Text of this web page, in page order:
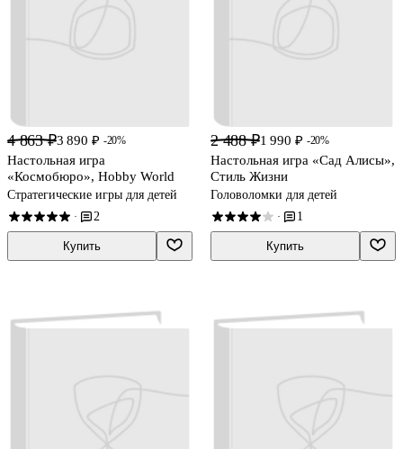
4 863 ₽3 890 ₽ -20%
Настольная игра
«Космобюро», Hobby World
Стратегические игры для детей
· 2
Купить
2 488 ₽1 990 ₽ -20%
Настольная игра «Сад Алисы»,
Стиль Жизни
Головоломки для детей
· 1
Купить